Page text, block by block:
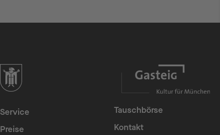
zur Website der Landeshauptstadt München
Service
Preise
Tauschbörse
Kontakt